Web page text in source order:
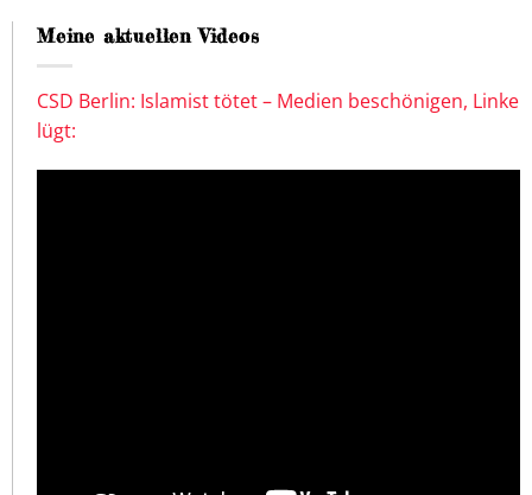
Meine aktuellen Videos
CSD Berlin: Islamist tötet – Medien beschönigen, Linke
lügt: